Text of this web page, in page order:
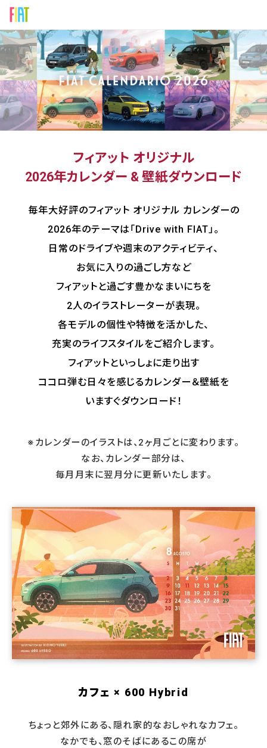
SKIP TO NAVIGATION
フィアット オリジナル
2026年カレンダー & 壁紙ダウンロード
毎年大好評のフィアット オリジナル カレンダーの
2026年のテーマは「Drive with FIAT」。
日常のドライブや週末のアクティビティ、
お気に入りの過ごし方など
フィアットと過ごす豊かなまいにちを
2人のイラストレーターが表現。
各モデルの個性や特徴を活かした、
充実のライフスタイルをご紹介します。
フィアットといっしょに走り出す
ココロ弾む日々を感じるカレンダー＆壁紙を
いますぐダウンロード！
※カレンダーのイラストは、2ヶ月ごとに変わります。
なお、カレンダー部分は、
毎月月末に翌月分に更新いたします。
カフェ × 600 Hybrid
ちょっと郊外にある、隠れ家的なおしゃれなカフェ。
なかでも、窓のそばにあるこの席が